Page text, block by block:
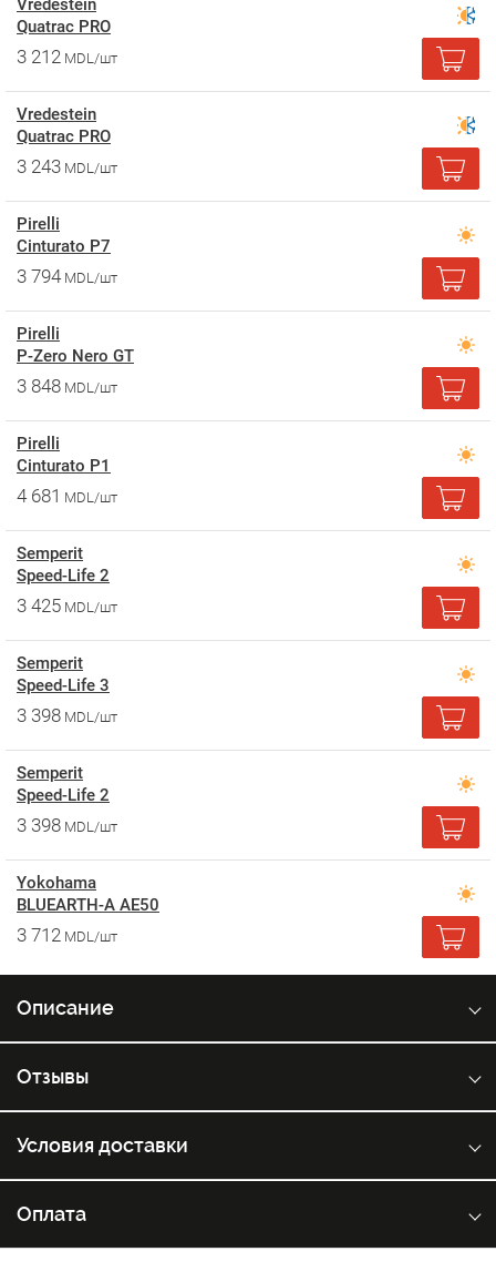
Quatrac PRO
3 212 MDL/шт
Vredestein
Quatrac PRO
3 243 MDL/шт
Pirelli
Cinturato P7
3 794 MDL/шт
Pirelli
P-Zero Nero GT
3 848 MDL/шт
Pirelli
Cinturato P1
4 681 MDL/шт
Semperit
Speed-Life 2
3 425 MDL/шт
Semperit
Speed-Life 3
3 398 MDL/шт
Semperit
Speed-Life 2
3 398 MDL/шт
Yokohama
BLUEARTH-A AE50
3 712 MDL/шт
Описание
Отзывы
Условия доставки
Оплата